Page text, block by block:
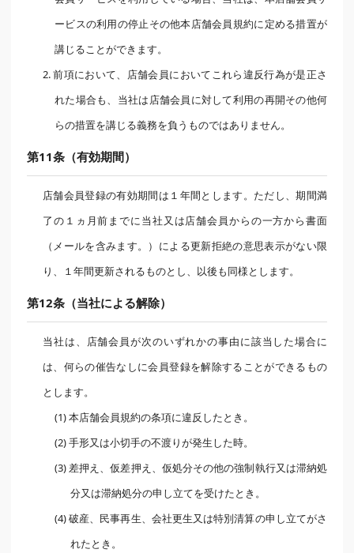
ービスの利用の停止その他本店舗会員規約に定める措置が
講じることができます。
2. 前項において、店舗会員においてこれら違反行為が是正さ
れた場合も、当社は店舗会員に対して利用の再開その他何
らの措置を講じる義務を負うものではありません。
第11条（有効期間）
店舗会員登録の有効期間は１年間とします。ただし、期間満
了の１ヵ月前までに当社又は店舗会員からの一方から書面
（メールを含みます。）による更新拒絶の意思表示がない限
り、１年間更新されるものとし、以後も同様とします。
第12条（当社による解除）
当社は、店舗会員が次のいずれかの事由に該当した場合に
は、何らの催告なしに会員登録を解除することができるもの
とします。
(1) 本店舗会員規約の条項に違反したとき。
(2) 手形又は小切手の不渡りが発生した時。
(3) 差押え、仮差押え、仮処分その他の強制執行又は滞納処
分又は滞納処分の申し立てを受けたとき。
(4) 破産、民事再生、会社更生又は特別清算の申し立てがさ
れたとき。